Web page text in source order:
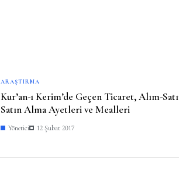
ARAŞTIRMA
Kur’an-ı Kerim’de Geçen Ticaret, Alım-
Satın Alma Ayetleri ve Mealleri
Yönetici 12 Şubat 2017